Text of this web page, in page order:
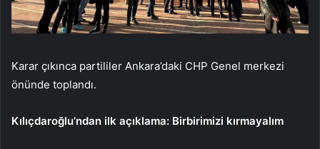
Karar çıkınca partililer Ankara’daki CHP Genel merkezi
önünde toplandı.
Kılıçdaroğlu’ndan ilk açıklama: Birbirimizi kırmayalım